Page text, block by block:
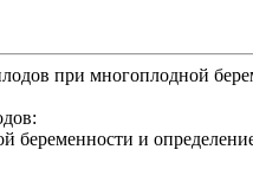
при многоплодной
беременности и